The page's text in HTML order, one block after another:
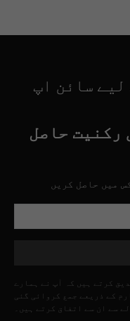
لیے سائن اپ
رکنیت حاصل
میں حاصل کریں
کرتے ہیں کہ آپ نے ہمارے
کے ذریعے جمع کروائی گئی
سے ان سے اتفاق کرتے ہیں۔